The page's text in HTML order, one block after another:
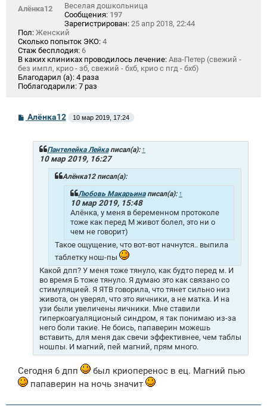
Алёнка12
Веселая дошкольница
Сообщения: 197
Зарегистрирован: 25 апр 2018, 22:44
Пол: Женский
Сколько попыток ЭКО: 4
Стаж бесплодия: 6
В каких клиниках проводилось лечение: Ава-Петер (свежий -
без импл, крио - зб, свежий - бхб, крио с пгд - бхб)
Благодарил (а): 4 раза
Поблагодарили: 7 раз
С
о
Алёнка12 10 мар 2019, 17:24
Пантелейка Лейкаписал(а): ↑
10 мар 2019, 16:27
Алёнка12 писал(а):
Любовь Макарьинаписал(а): ↑
10 мар 2019, 15:48
Алёнка, у меня в беременном протоколе
тоже как перед М живот болел, это ни о
чем не говорит)
Такое ощущение, что вот-вот начнутся.. выпила
таблетку нош-пы
Какой дпп? У меня тоже тянуло, как будто перед м. И
во время Б тоже тянуло. Я думаю это как связано со
стимуляцией. Я ЯТВ говорила, что тянет сильно низ
живота, он уверял, что это яичники, а не матка. И на
узи были увеличены яичники. Мне ставили
гиперкоагуаляционый синдром, я так понимаю из-за
него боли такие. Не боись, папаверин можешь
вставить, для меня дак свечи эффективнее, чем таблы
ношпы. И магний, пей магний, прям много.
Сегодня 6 дпп
был криоперенос в ец. Магний пью
папаверин на ночь значит